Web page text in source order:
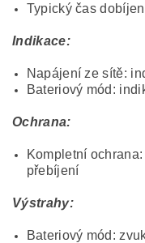
Typický čas
Indikace:
Napájení ze sítě:
Bateriový mód:
Ochrana:
Kompletní
přebíjení
Výstrahy:
Bateriový mód: